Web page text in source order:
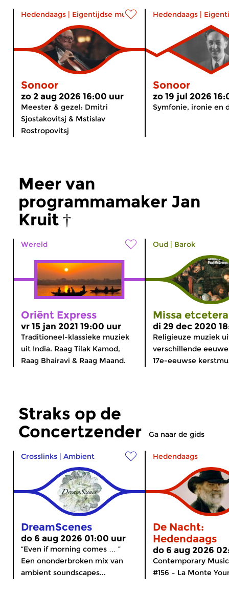
Hedendaags | Eigentijdse muziek
Sonoor
zo 2 aug 2026 16:00 uur
Meester & gezel: Dmitri
Sjostakovitsj & Mstislav
Rostropovitsj
Hedendaags |
Sonoor
zo 19 jul 2026
Symfonie, ironie en
Meer van
programmamaker Jan
Kruit †
Wereld
Oriënt Express
vr 15 jan 2021 19:00 uur
Traditioneel-klassieke muziek
uit India. Raag Tilak Kamod,
Raag Bhairavi & Raag Maand.
Oud | Barok
Missa etcetera
di 29 dec 2020
Religieuze muziek
verschillende
17e-eeuwse
Straks op de
Concertzender
Ga naar de gids
Crosslinks | Ambient
DreamScenes
do 6 aug 2026 01:00 uur
“Even if morning comes … ”
Een ononderbroken mix van
ambient soundscapes...
Hedendaags
De Nacht:
Hedendaags
do 6 aug 2026
Contemporary
#156 – La Monte